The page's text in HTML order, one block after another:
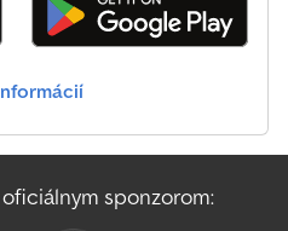
proti podbehnutiu *
plošina vpredu * Rolovacia
ALEBO PO DOHODE
Aotf Sahog Doa
sponzorom: